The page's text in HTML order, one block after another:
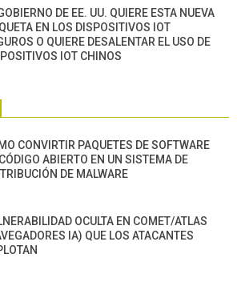
DE EE. UU. QUIERE ESTA NUEVA
EN LOS DISPOSITIVOS IOT
O QUIERE DESALENTAR EL USO DE
IOT CHINOS
CONVIRTIR PAQUETES DE SOFTWARE
ABIERTO EN UN SISTEMA DE
DE MALWARE
OCULTA EN COMET/ATLAS
IA) QUE LOS ATACANTES